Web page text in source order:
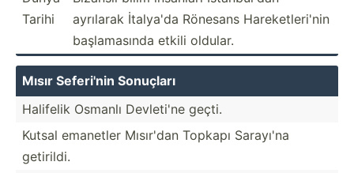
Tarihi
ayrılarak İtalya'da Rönesans Hareke­tle­ri'nin
başlam­asında etkili oldular.
Mısır Seferi'nin Sonuçları
Halifelik Osmanlı Devleti'ne geçti.
Kutsal emanetler Mısır'dan Topkapı Sarayı'na
getirildi.